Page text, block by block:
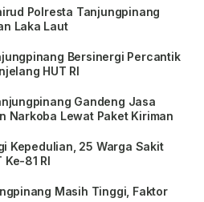
Polresta Tanjungpinang
Laka Laut
Bersinergi Percantik
HUT RI
Gandeng Jasa
Narkoba Lewat Paket Kiriman
Kepedulian, 25 Warga Sakit
81 RI
Masih Tinggi, Faktor